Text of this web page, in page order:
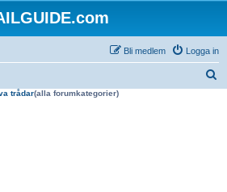
Logga in
Bli medlem
trådar(alla forumkategorier)